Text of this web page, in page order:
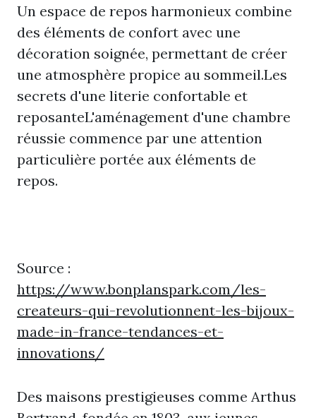
Un espace de repos harmonieux combine
des éléments de confort avec une
décoration soignée, permettant de créer
une atmosphère propice au sommeil.Les
secrets d'une literie confortable et
reposanteL'aménagement d'une chambre
réussie commence par une attention
particulière portée aux éléments de
repos.
Source :
https://www.bonplanspark.com/les-
createurs-qui-revolutionnent-les-bijoux-
made-in-france-tendances-et-
innovations/
Des maisons prestigieuses comme Arthus